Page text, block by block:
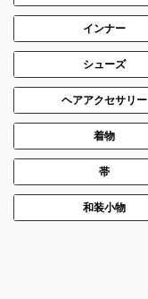
インナー
シューズ
ヘアアクセサリー
着物
帯
和装小物